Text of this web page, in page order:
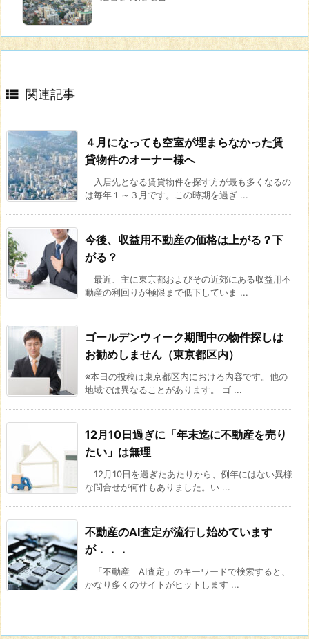
 関連記事
４月になっても空室が埋まらなかった賃
貸物件のオーナー様へ
入居先となる賃貸物件を探す方が最も多くなるの
は毎年１～３月です。この時期を過ぎ ...
今後、収益用不動産の価格は上がる？下
がる？
最近、主に東京都およびその近郊にある収益用不
動産の利回りが極限まで低下していま ...
ゴールデンウィーク期間中の物件探しは
お勧めしません（東京都区内）
※本日の投稿は東京都区内における内容です。他の
地域では異なることがあります。 ゴ ...
12月10日過ぎに「年末迄に不動産を売り
たい」は無理
12月10日を過ぎたあたりから、例年にはない異様
な問合せが何件もありました。い ...
不動産のAI査定が流行し始めています
が．．．
「不動産 AI査定」のキーワードで検索すると、
かなり多くのサイトがヒットします ...